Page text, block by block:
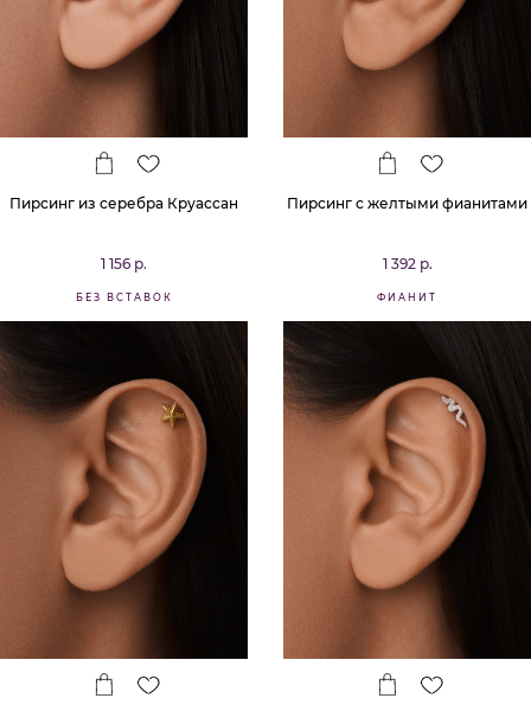
Пирсинг из серебра Круассан
1 156 р.
БЕЗ ВСТАВОК
Пирсинг с желтыми фианитами
1 392 р.
ФИАНИТ